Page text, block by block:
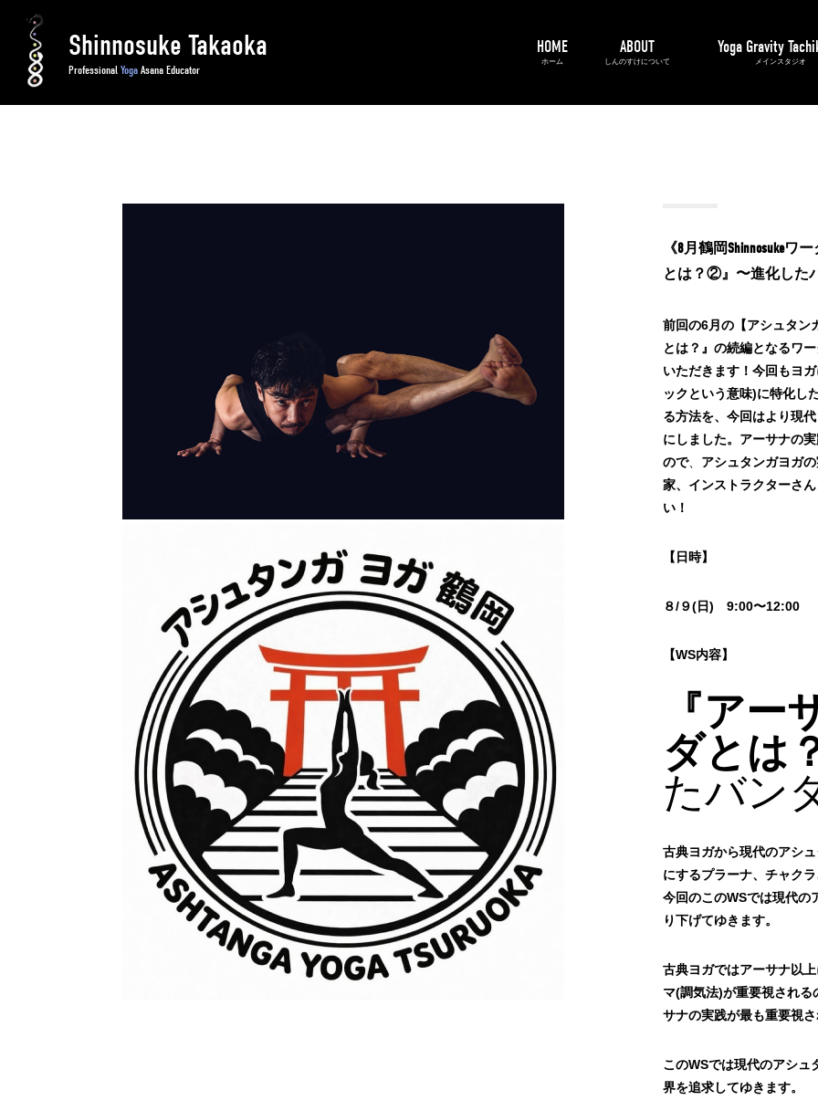
Shinnosuke Takaoka
Professional Yoga Asana Educator
HOME
ホーム
ABOUT
しんのすけについて
Yoga Gravity
メインスタジオ
《8月鶴岡Shinnosuke
とは？②』〜進化した
前回の6月の【アシュタン
とは？』の続編となるワ
いただきます！今回もヨ
ックという意味)に特化し
る方法を、今回はより現
にしました。 アーサナの
ので、 アシュタンガヨガ
家、インストラクターさ
い！
【日時】
８/９(日) 9:00〜12:00
【WS内容】
『アー
ダとは
たバン
古典ヨガから現代のアシ
にするプラーナ、チャク
今回のこのWSでは現代の
り下げてゆきます。
古典ヨガではアーサナ以
マ(調気法)が重要視される
サナの実践が最も重要視さ
このWSでは現代のアシュ
界を追求してゆきます。